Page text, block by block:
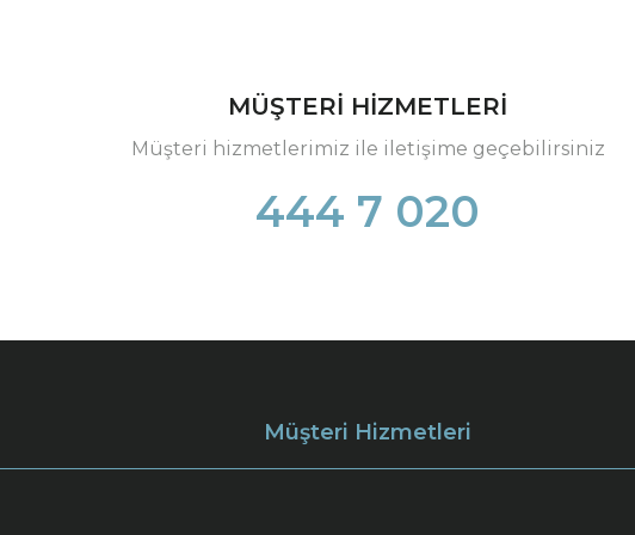
MÜŞTERİ HİZMETLERİ
Müşteri hizmetlerimiz ile iletişime geçebilirsiniz
444 7 020
Müşteri Hizmetleri